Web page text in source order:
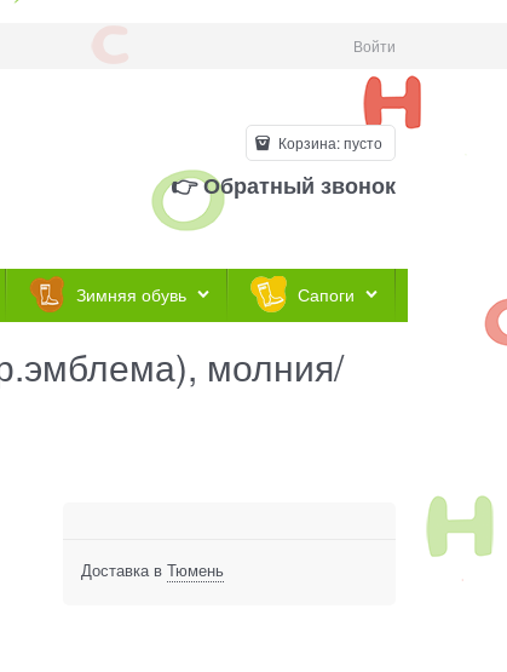
Войти
Корзина:пусто
👉 Обратный звонок
Зимняя обувь Сапоги
молния/
Доставка в Тюмень